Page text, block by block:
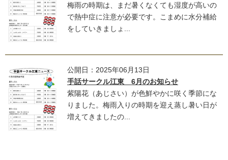
梅雨の時期は、まだ暑くなくても湿度が高いの
で熱中症に注意が必要です。こまめに水分補給
をしていきましょ...
公開日：2025年06月13日
手話サークル江東 6月のお知らせ
紫陽花（あじさい）が色鮮やかに咲く季節にな
りました。梅雨入りの時期を迎え蒸し暑い日が
増えてきましたの...